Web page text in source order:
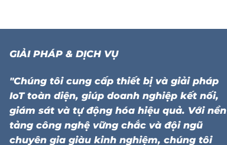
GIẢI PHÁP & DỊCH VỤ
"Chúng tôi cung cấp thiết bị và giải pháp
IoT toàn diện, giúp doanh nghiệp kết nối,
giám sát và tự động hóa hiệu quả. Với nền
tảng công nghệ vững chắc và đội ngũ
chuyên gia giàu kinh nghiệm, chúng tôi